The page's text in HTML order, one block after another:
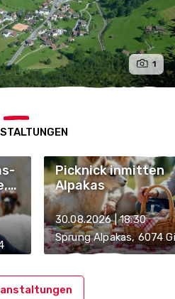
1
Picknick inmitten
Alpakas
30.08.2026 | 18:30
Sprung Alpakas, 6074